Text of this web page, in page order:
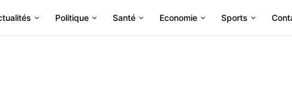
Politique Santé Economie Sports